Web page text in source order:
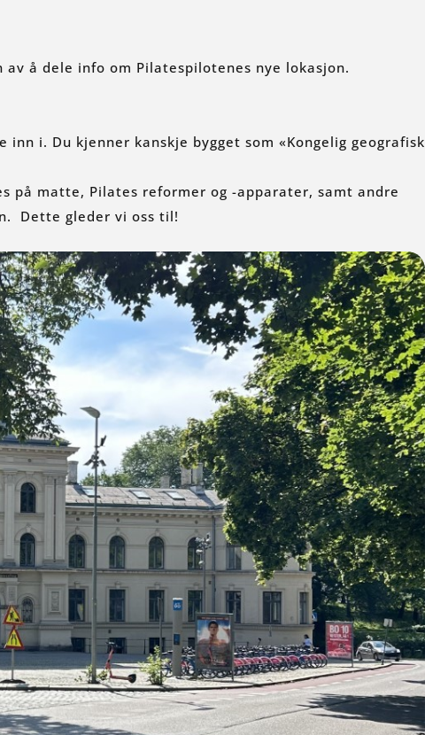
å dele info om Pilatespilotenes nye lokasjon.
i. Du kjenner kanskje bygget som «Kongelig geografisk
på matte, Pilates reformer og -apparater, samt andre
Dette gleder vi oss til!